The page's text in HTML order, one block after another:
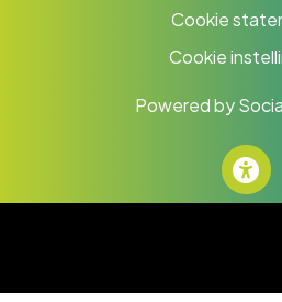
Cookie
Cookie
Powered by